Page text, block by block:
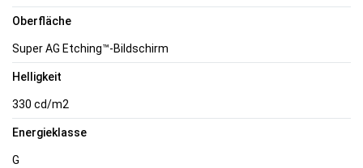
Oberfläche
Super AG Etching™-Bildschirm
Helligkeit
330 cd/m2
Energieklasse
G